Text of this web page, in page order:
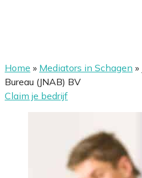
Home » Mediators in Schagen »
Bureau (JNAB) BV
Claim je bedrijf